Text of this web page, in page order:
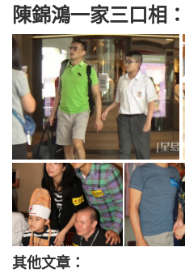
陳錦鴻一家三口相：
其他文章：